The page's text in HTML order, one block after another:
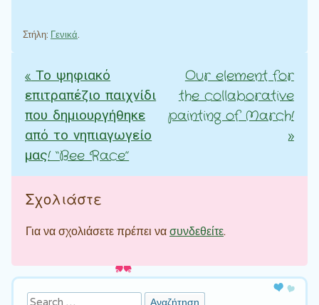
Στήλη: Γενικά.
Πλοήγηση άρθρων
«Το ψηφιακό
επιτραπέζιο παιχνίδι
που δημιουργήθηκε
από το νηπιαγωγείο
μας! “Bee Race”
Our element for
the collaborative
painting of March!
»
Σχολιάστε
Για να σχολιάσετε πρέπει νασυνδεθείτε.
Αναζήτηση